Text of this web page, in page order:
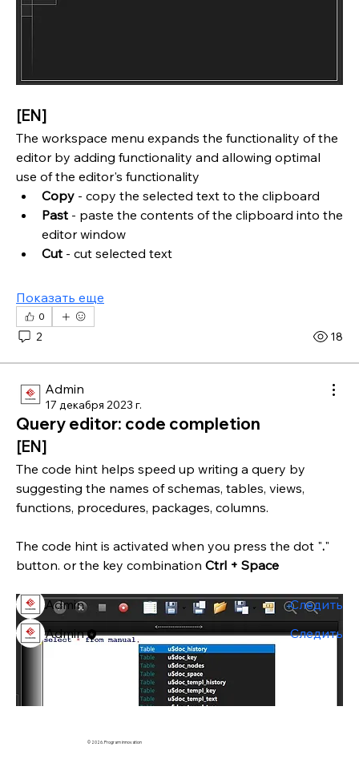
[EN]
The workspace menu expands the functionality of the
editor by adding functionality and allowing optimal
use of the editor's functionality
Copy - copy the selected text to the clipboard
Past - paste the contents of the clipboard into the
editor window
Cut - cut selected text
Показать еще
0
2 18
Admin
17 декабря 2023 г.
Query editor: code completion
[EN]
The code hint helps speed up writing a query by
suggesting the names of schemas, tables, views,
functions, procedures, packages, columns.
The code hint is activated when you press the dot "."
button. or the key combination Ctrl + Space
О группе
Добро пожаловать в группу! Общайтесь с другими
участниками, получайте обновления и делитесь
Admin
Следить
Admin
Следить
© 2026. Program innovation